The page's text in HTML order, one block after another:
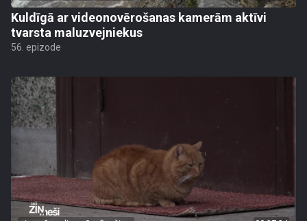
Kuldīgā ar videonovērošanas kamerām aktīvi
tvarsta maluzvejniekus
56. epizode